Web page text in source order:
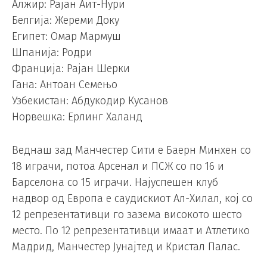
Алжир: Рајан Аит-Нури
Белгија: Жереми Доку
Египет: Омар Мармуш
Шпанија: Родри
Франција: Рајан Шерки
Гана: Антоан Семењо
Узбекистан: Абдукодир Кусанов
Норвешка: Ерлинг Халанд
Веднаш зад Манчестер Сити е Баерн Минхен со
18 играчи, потоа Арсенал и ПСЖ со по 16 и
Барселона со 15 играчи. Најуспешен клуб
надвор од Европа е саудискиот Ал-Хилал, кој со
12 репрезентативци го зазема високото шесто
место. По 12 репрезентативци имаат и Атлетико
Мадрид, Манчестер Јунајтед и Кристал Палас.